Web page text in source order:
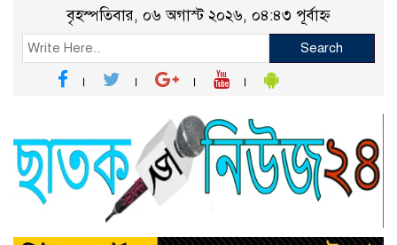
বৃহস্পতিবার, ০৬ অগাস্ট ২০২৬, ০৪:৪৩ পূর্বাহ্ন
Search